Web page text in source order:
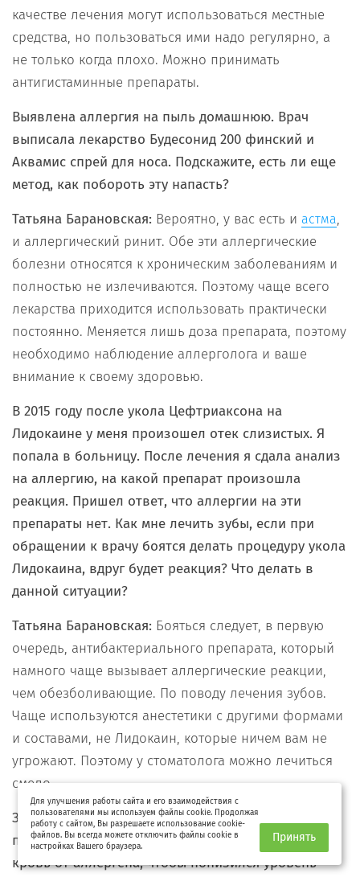
качестве лечения могут использоваться местные
средства, но пользоваться ими надо регулярно, а
не только когда плохо. Можно принимать
антигистаминные препараты.
Выявлена аллергия на пыль домашнюю. Врач
выписала лекарство Будесонид 200 финский и
Аквамис спрей для носа. Подскажите, есть ли еще
метод, как побороть эту напасть?
Татьяна Барановская: Вероятно, у вас есть и астма,
и аллергический ринит. Обе эти аллергические
болезни относятся к хроническим заболеваниям и
полностью не излечиваются. Поэтому чаще всего
лекарства приходится использовать практически
постоянно. Меняется лишь доза препарата, поэтому
необходимо наблюдение аллерголога и ваше
внимание к своему здоровью.
В 2015 году после укола Цефтриаксона на
Лидокаине у меня произошел отек слизистых. Я
попала в больницу. После лечения я сдала анализ
на аллергию, на какой препарат произошла
реакция. Пришел ответ, что аллергии на эти
препараты нет. Как мне лечить зубы, если при
обращении к врачу боятся делать процедуру укола
Лидокаина, вдруг будет реакция? Что делать в
данной ситуации?
Татьяна Барановская: Бояться следует, в первую
очередь, антибактериального препарата, который
намного чаще вызывает аллергические реакции,
чем обезболивающие. По поводу лечения зубов.
Чаще используются анестетики с другими формами
и составами, не Лидокаин, которые ничем вам не
угрожают. Поэтому у стоматолога можно лечиться
смело.
Здравствуйте, я - аллергик со стажем. Не могли бы
подсказать, как быстро и безопасно очистить
кровь от аллергена, чтобы понизился уровень
Для улучшения работы сайта и его взаимодействия с
пользователями мы используем файлы cookie. Продолжая
работу с сайтом, Вы разрешаете использование cookie-
файлов. Вы всегда можете отключить файлы cookie в
настройках Вашего браузера.
Принять